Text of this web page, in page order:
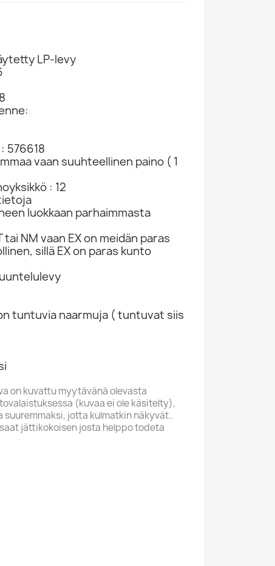
LP-levy
576618
vaan suuhteellinen paino ( 1
: 12
luokkaan parhaimmasta
tai NM vaan EX on meidän paras
sillä EX on paras kunto
tuntuvia naarmuja ( tuntuvat siis
on kuvattu myytävänä olevasta
(kuvaa ei ole käsitelty),
jotta kulmatkin näkyvät..
jättikokoisen josta helppo todeta